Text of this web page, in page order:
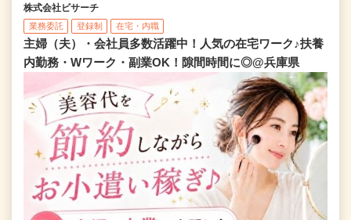
株式会社ビサーチ
業務委託 登録制 在宅・内職
主婦（夫）・会社員多数活躍中！人気の在宅ワーク♪扶養
内勤務・Wワーク・副業OK！隙間時間に◎@兵庫県